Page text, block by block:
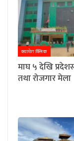
क्यामेरा क्लिक
माघ ५ देखि
तथा रोजगार मेला